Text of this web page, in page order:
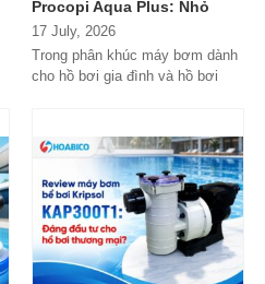
Procopi Aqua Plus: Nhỏ
gọn, vận hành bền bỉ
nhưng có thực sự đáng
mua?
17 July, 2026
Trong phân khúc máy bơm dành
cho hồ bơi gia đình và hồ bơi